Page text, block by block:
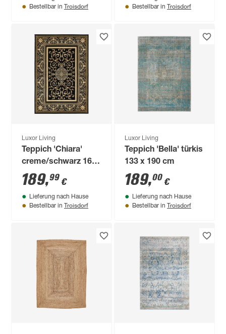
Bestellbar in Troisdorf
Bestellbar in Troisdorf
Luxor Living
Teppich 'Chiara'
creme/schwarz 160
x 235 cm
189,99 €
Lieferung nach Hause
Bestellbar in Troisdorf
Luxor Living
Teppich 'Bella' türkis
133 x 190 cm
189,00 €
Lieferung nach Hause
Bestellbar in Troisdorf